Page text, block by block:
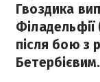
Гвоздика
після бою з
Бетербієвим.